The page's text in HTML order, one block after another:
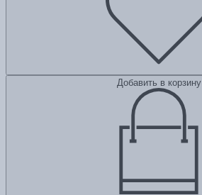
Добавить в корзину